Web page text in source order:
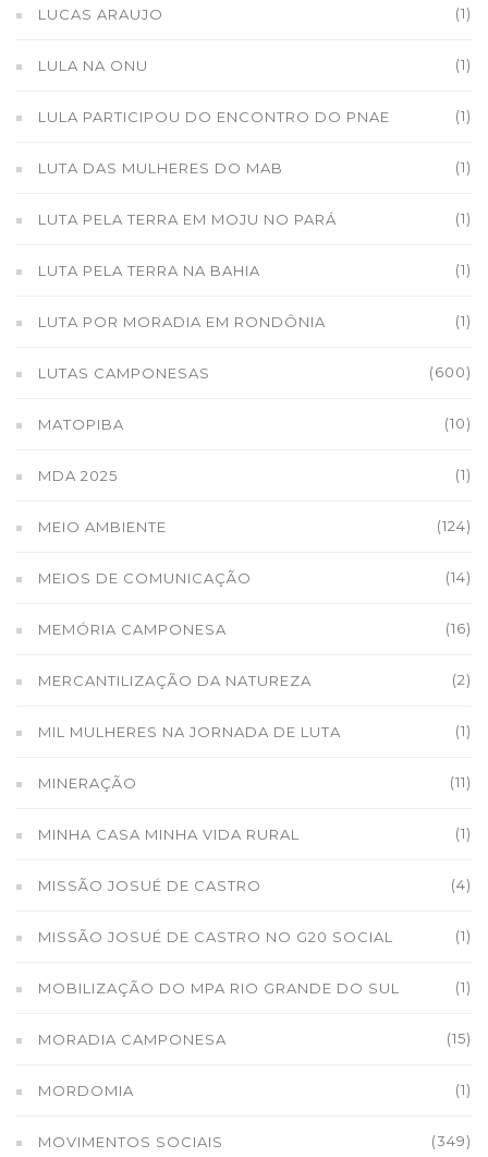
LUCAS ARAUJO (1)
LULA NA ONU (1)
LULA PARTICIPOU DO ENCONTRO DO PNAE (1)
LUTA DAS MULHERES DO MAB (1)
LUTA PELA TERRA EM MOJU NO PARÁ (1)
LUTA PELA TERRA NA BAHIA (1)
LUTA POR MORADIA EM RONDÔNIA (1)
LUTAS CAMPONESAS (600)
MATOPIBA (10)
MDA 2025 (1)
MEIO AMBIENTE (124)
MEIOS DE COMUNICAÇÃO (14)
MEMÓRIA CAMPONESA (16)
MERCANTILIZAÇÃO DA NATUREZA (2)
MIL MULHERES NA JORNADA DE LUTA (1)
MINERAÇÃO (11)
MINHA CASA MINHA VIDA RURAL (1)
MISSÃO JOSUÉ DE CASTRO (4)
MISSÃO JOSUÉ DE CASTRO NO G20 SOCIAL (1)
MOBILIZAÇÃO DO MPA RIO GRANDE DO SUL (1)
MORADIA CAMPONESA (15)
MORDOMIA (1)
MOVIMENTOS SOCIAIS (349)